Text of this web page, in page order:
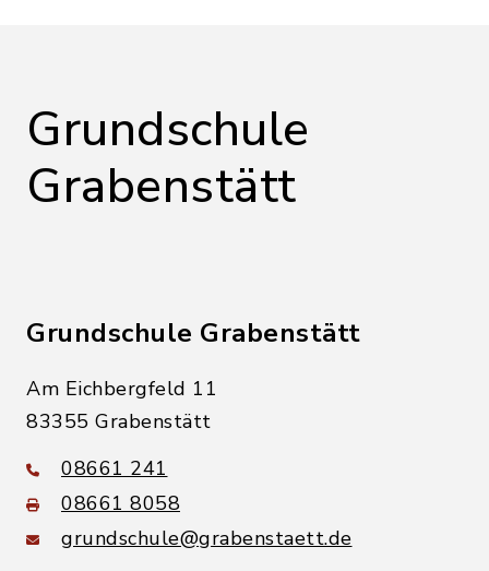
Grundschule
Grabenstätt
Grundschule Grabenstätt
Am Eichbergfeld 11
83355 Grabenstätt
08661 241
08661 8058
grundschule@grabenstaett.de